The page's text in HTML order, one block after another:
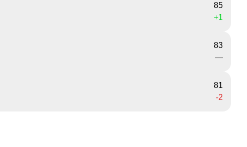
85
+1
83
—
81
-2